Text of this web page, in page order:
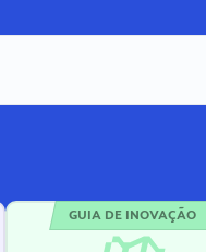
GUIA DE INOVAÇÃO